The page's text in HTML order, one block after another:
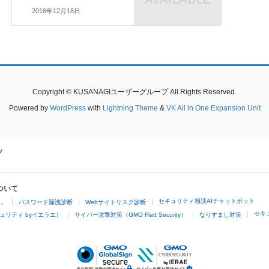
2016年12月18日
Copyright © KUSANAGIユーザーグループ All Rights Reserved.
Powered by WordPresswith Lightning Theme & VK All in One Expansion Unit
いて
パスワード漏洩診断 Webサイトリスク診断 セキュリティ相談AIチャットボット
リティ byイエラエ） サイバー攻撃対策（GMO Flatt Security） なりすまし対策 セキ